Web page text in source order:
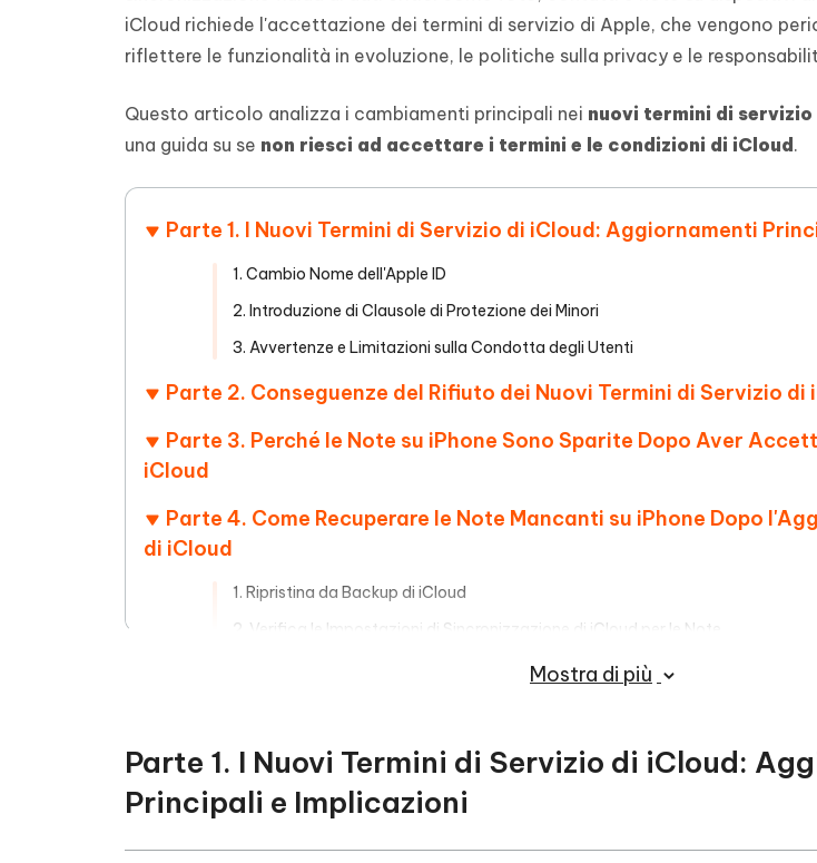
Recuperare i file cancellati in Windows Recuperare i file eliminati su Mac
Vedi Tutti i Prodotti
Mobile
Cambiare la posizione dell'iPhone senza
PC
Cambiare la posizione di Android senza
PC
Android/
UltData for Android APP
Recuperare i dati Android senza PC Pulire l'iPhone con AI gratis
OCR & conversione PDF online gratis
Gratis
IA
Creare diapositive in pochi secondi con
l'AI
Trasformare i contenuti dell' AI in
contenuti simili a quelli umani
veloce e
iCloud richiede l'accettazione dei termini di servizio di Apple, che vengono
riflettere le funzionalità in evoluzione, le politiche sulla privacy e le
Questo articolo analizza i cambiamenti principali nei nuovi termini di
una guida su se non riesci ad accettare i termini e le condizioni di iCloud .
Parte 1. I Nuovi Termini di Servizio di iCloud: Aggiornamenti
1. Cambio Nome dell'Apple ID
2. Introduzione di Clausole di Protezione dei Minori
3. Avvertenze e Limitazioni sulla Condotta degli Utenti
Parte 2. Conseguenze del Rifiuto dei Nuovi Termini di Servizio di
Parte 3. Perché le Note su iPhone Sono Sparite Dopo Aver
iCloud
Parte 4. Come Recuperare le Note Mancanti su iPhone Dopo
di iCloud
1. Ripristina da Backup di iCloud
2. Verifica le Impostazioni di Sincronizzazione di iCloud per le Note
Parte 5. Problemi con Apple ID, Blocco di iCloud e Password
Facile!
Parte 6. Domande Frequenti sui Nuovi Termini di Servizio di iCloud
Mostra di più
Parte 1. I Nuovi Termini di Servizio di iCloud:
Principali e Implicazioni